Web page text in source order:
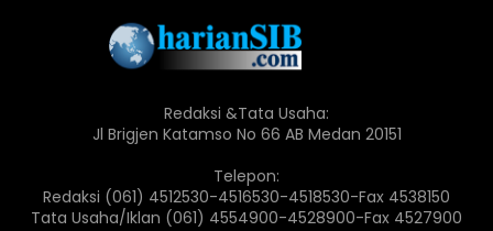
Redaksi &Tata Usaha:
Jl Brigjen Katamso No 66 AB Medan 20151
Telepon:
Redaksi (061) 4512530-4516530-4518530-Fax 4538150
Tata Usaha/Iklan (061) 4554900-4528900-Fax 4527900